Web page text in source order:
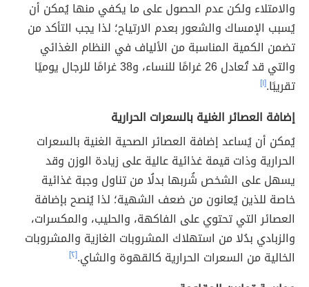
والامتلاء ولكن عدم الحصول على ما يكفي منها يُمكن أن
يُسبب الإمساك والشعور بعدم الارتياح؛ لذا يجب التأكد من
تضمن الكمية المناسبة من الألياف في النظام الغذائي
والتي قد تُعادل 26 غرامًا للنساء، و38 غرامًا للرجال يوميًا
تقريبًا.[١]
إضافة العصائر الغنية بالسعرات الحرارية
يُمكن أن يُساعد إضافة العصائر الصحية الغنية بالسعرات
الحرارية وذات قيمة غذائية عالية على زيادة الوزن وقد
يسهل على الشخص شُربها بدلُا من تناول وجبة غذائية
خاصة للذين يُعانون من ضعف الشهية؛ لذا يُنصح بإضافة
العصائر التي تحتوي على الفاكهة، والحليب، والمكسرات،
والزبادي بدُلا من استهلاك المشروبات الغازية والمشروبات
الخالية من السعرات الحرارية كالقهوة والشاي.[٢]